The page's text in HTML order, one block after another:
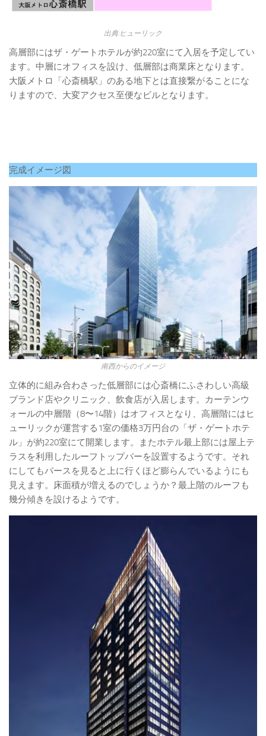
出典:ヒューリック
高層部にはザ・ゲートホテルが約220室にて入居を予定してい
ます。中層にオフィスを設け、低層部は商業床となります。
大阪メトロ「心斎橋駅」のある地下とは直接繋がることにな
りますので、大変アクセス至便なビルとなります。
完成イメージ図
南西からのイメージ
立体的に組み合わさった低層部には心斎橋にふさわしい高級
ブランド店やクリニック、飲食店が入居します。カーテンウ
ォールの中層階（8〜14階）はオフィスとなり、高層階にはヒ
ューリックが運営する1室の価格3万円台の「ザ・ゲートホテ
ル」が約220室にて開業します。またホテル最上部には屋上テ
ラスを利用したルーフトップバーを設置するようです。それ
にしてもパースを見ると上に行くほど膨らんでいるようにも
見えます。床面積が増えるのでしょうか？最上階のルーフも
幾分傾きを設けるようです。